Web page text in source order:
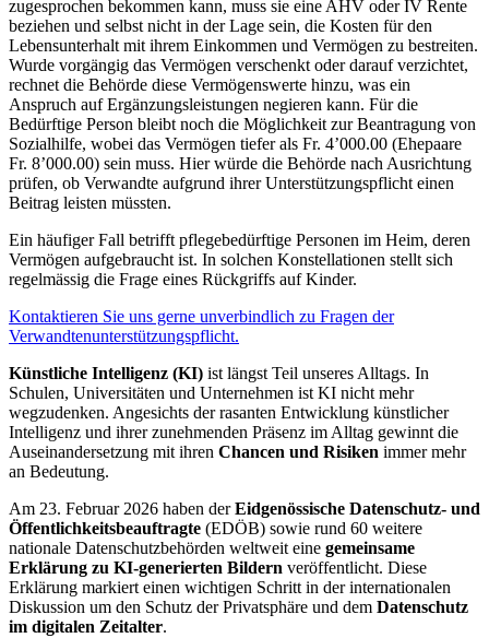
zugesprochen bekommen kann, muss sie eine AHV oder IV Rente
beziehen und selbst nicht in der Lage sein, die Kosten für den
Lebensunterhalt mit ihrem Einkommen und Vermögen zu bestreiten.
Wurde vorgängig das Vermögen verschenkt oder darauf verzichtet,
rechnet die Behörde diese Vermögenswerte hinzu, was ein
Anspruch auf Ergänzungsleistungen negieren kann. Für die
Bedürftige Person bleibt noch die Möglichkeit zur Beantragung von
Sozialhilfe, wobei das Vermögen tiefer als Fr. 4’000.00 (Ehepaare
Fr. 8’000.00) sein muss. Hier würde die Behörde nach Ausrichtung
prüfen, ob Verwandte aufgrund ihrer Unterstützungspflicht einen
Beitrag leisten müssten.
Ein häufiger Fall betrifft pflegebedürftige Personen im Heim, deren
Vermögen aufgebraucht ist. In solchen Konstellationen stellt sich
regelmässig die Frage eines Rückgriffs auf Kinder.
Kontaktieren Sie uns gerne unverbindlich zu Fragen der
Verwandtenunterstützungspflicht.
Künstliche Intelligenz (KI) ist längst Teil unseres Alltags. In
Schulen, Universitäten und Unternehmen ist KI nicht mehr
wegzudenken. Angesichts der rasanten Entwicklung künstlicher
Intelligenz und ihrer zunehmenden Präsenz im Alltag gewinnt die
Auseinandersetzung mit ihren Chancen und Risiken immer mehr
an Bedeutung.
Am 23. Februar 2026 haben derEidgenössische Datenschutz- und
Öffentlichkeitsbeauftragte (EDÖB) sowie rund 60 weitere
nationale Datenschutzbehörden weltweit eine gemeinsame
Erklärung zu KI-generierten Bildern veröffentlicht. Diese
Erklärung markiert einen wichtigen Schritt in der internationalen
Diskussion um den Schutz der Privatsphäre und dem Datenschutz
im digitalen Zeitalter.